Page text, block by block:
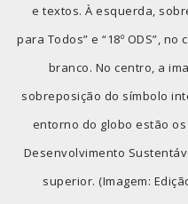
e textos. À esquerda,
para Todos” e “18º ODS”,
branco. No centro, a
sobreposição do símbolo
entorno do globo estão
Desenvolvimento
superior. (Imagem: